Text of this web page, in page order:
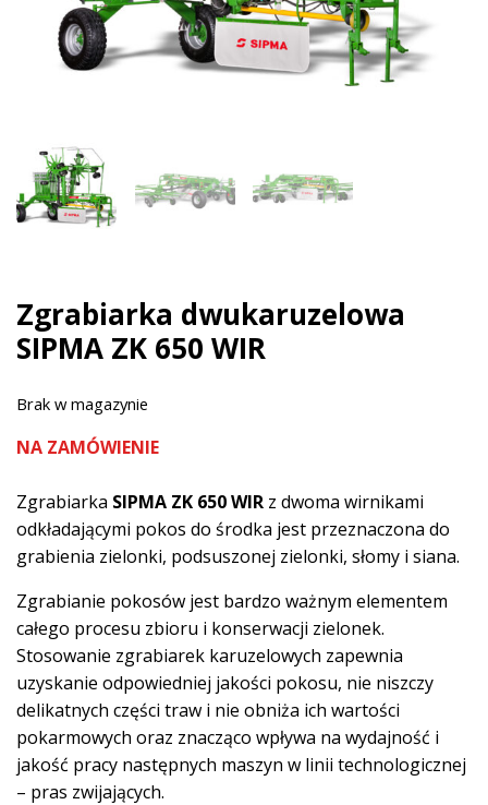
Zgrabiarka dwukaruzelowa
SIPMA ZK 650 WIR
Brak w magazynie
NA ZAMÓWIENIE
Zgrabiarka SIPMA ZK 650 WIR z dwoma wirnikami
odkładającymi pokos do środka jest przeznaczona do
grabienia zielonki, podsuszonej zielonki, słomy i siana.
Zgrabianie pokosów jest bardzo ważnym elementem
całego procesu zbioru i konserwacji zielonek.
Stosowanie zgrabiarek karuzelowych zapewnia
uzyskanie odpowiedniej jakości pokosu, nie niszczy
delikatnych części traw i nie obniża ich wartości
pokarmowych oraz znacząco wpływa na wydajność i
jakość pracy następnych maszyn w linii technologicznej
– pras zwijających.